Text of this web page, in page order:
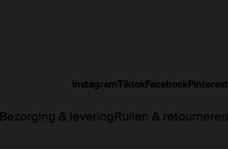
Bezorging & leveringRuilen & retourneren
InstagramTiktokFacebookPinterest